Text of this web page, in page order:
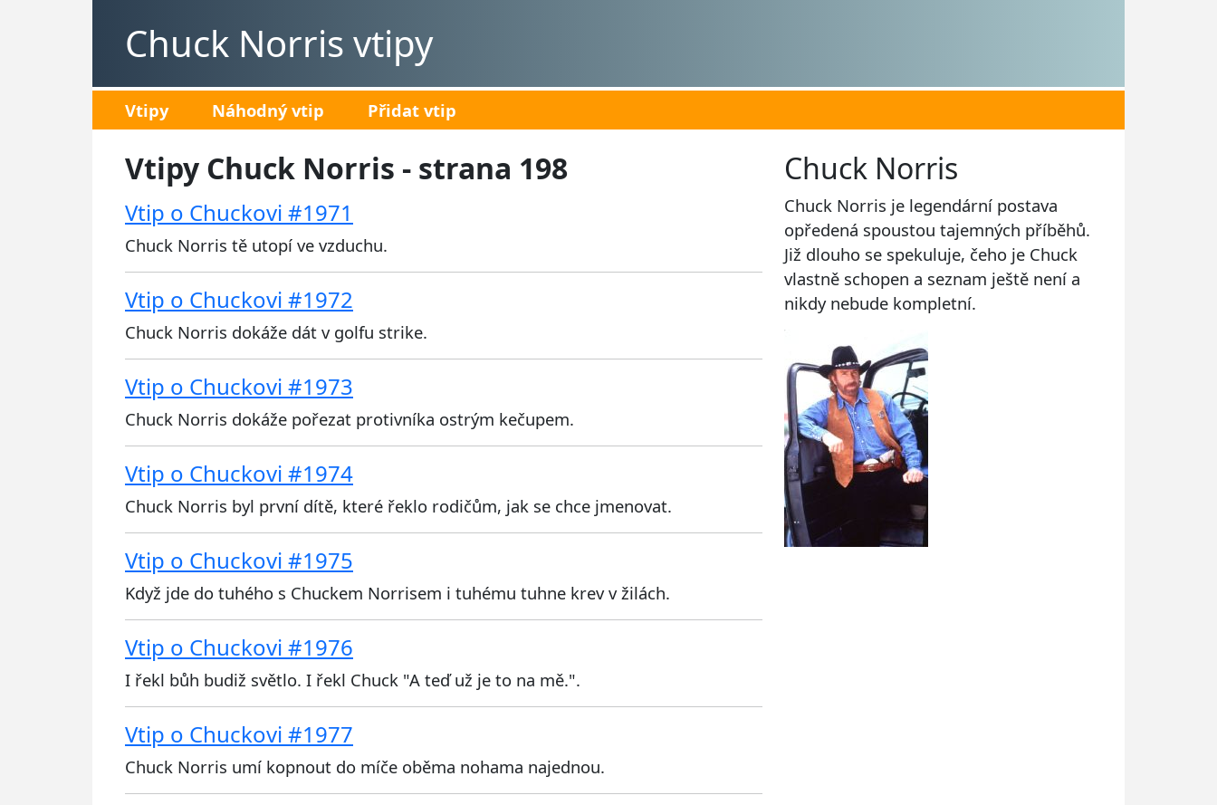
Chuck Norris vtipy
Vtipy Náhodný vtip Přidat vtip
Vtipy Chuck Norris - strana 198
Vtip o Chuckovi #1971
Chuck Norris tě utopí ve vzduchu.
Vtip o Chuckovi #1972
Chuck Norris dokáže dát v golfu strike.
Vtip o Chuckovi #1973
Chuck Norris dokáže pořezat protivníka ostrým kečupem.
Vtip o Chuckovi #1974
Chuck Norris byl první dítě, které řeklo rodičům, jak se chce jmenovat.
Vtip o Chuckovi #1975
Když jde do tuhého s Chuckem Norrisem i tuhému tuhne krev v žilách.
Vtip o Chuckovi #1976
I řekl bůh budiž světlo. I řekl Chuck "A teď už je to na mě.".
Vtip o Chuckovi #1977
Chuck Norris umí kopnout do míče oběma nohama najednou.
Chuck Norris
Chuck Norris je legendární postava
opředená spoustou tajemných příběhů.
Již dlouho se spekuluje, čeho je Chuck
vlastně schopen a seznam ještě není a
nikdy nebude kompletní.